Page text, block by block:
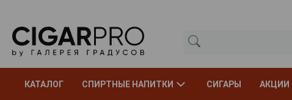
КАТАЛОГ СПИРТНЫЕ НАПИТКИ СИГАРЫ АКЦИИ